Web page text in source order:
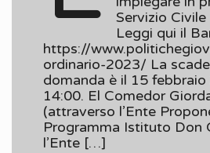
Servizio Civile
Leggi qui il
https://
ordinario-2023/ La
domanda è il 15
14:00. El Comedor
(attraverso l’Ente
Programma Istituto Don
l’Ente […]